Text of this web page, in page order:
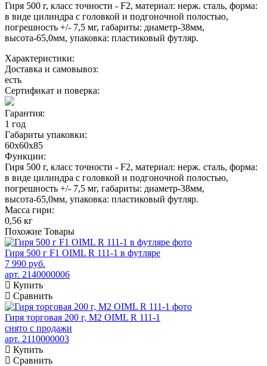
Гиря 500 г, класс точности - F2, материал: нерж. сталь, форма:
в виде цилиндра с головкой и подгоночной полостью,
погрешность +/- 7,5 мг, габариты: диаметр-38мм,
высота-65,0мм, упаковка: пластиковый футляр.
Характеристики:
Доставка и самовывоз:
есть
Сертификат и поверка:
Гарантия:
1 год
Габариты упаковки:
60х60х85
Функции:
Гиря 500 г, класс точности - F2, материал: нерж. сталь, форма:
в виде цилиндра с головкой и подгоночной полостью,
погрешность +/- 7,5 мг, габариты: диаметр-38мм,
высота-65,0мм, упаковка: пластиковый футляр.
Масса гири:
0,56 кг
Похожие Товары
Гиря 500 г F1 OIML R 111-1 в футляре
7 990 руб.
арт. 2140000006
Купить
Сравнить
Гиря торговая 200 г, М2 OIML R 111-1
снято с продажи
арт. 2110000003
Купить
Сравнить